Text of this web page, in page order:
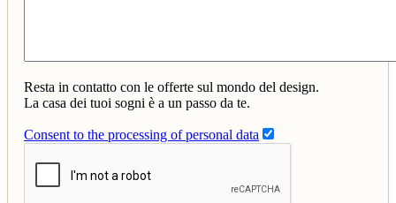
Resta in contatto con le offerte sul mondo del design.
La casa dei tuoi sogni è a un passo da te.
Consent to the processing of personal data